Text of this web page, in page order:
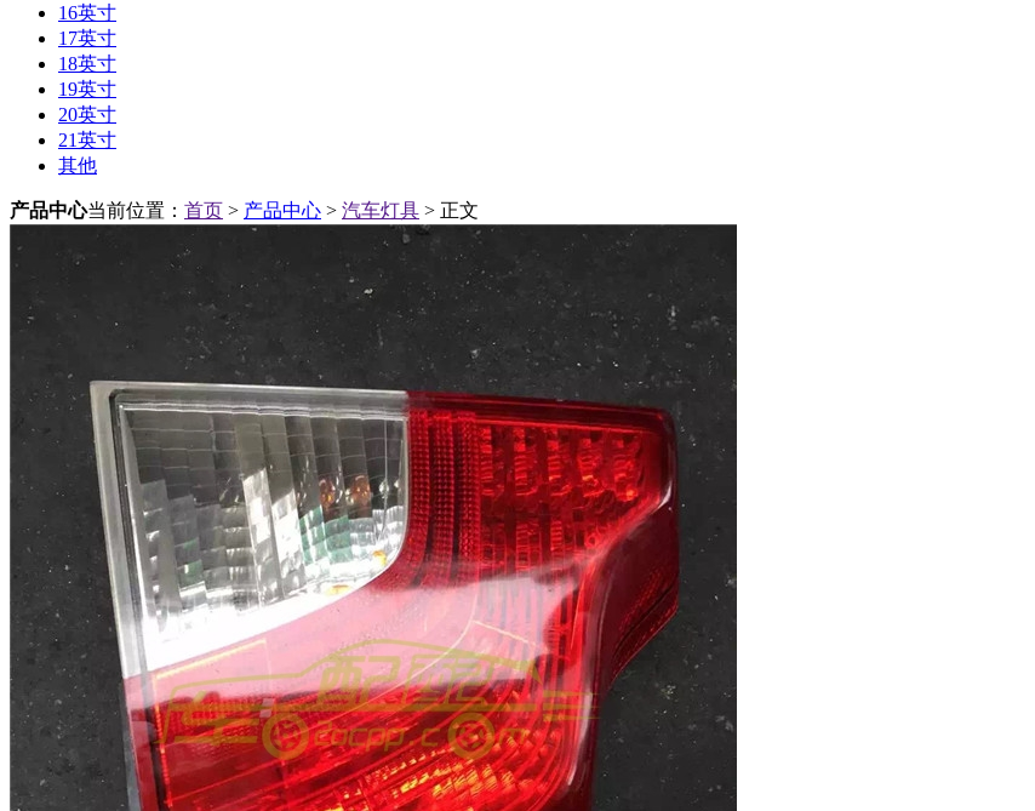
16英寸
17英寸
18英寸
19英寸
20英寸
21英寸
其他
产品中心当前位置： 首页 > 产品中心 > 汽车灯具 > 正文